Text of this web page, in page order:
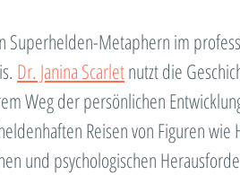
Superhelden-Metaphern im
Dr. Janina Scarlet nutzt die
Weg der persönlichen
Reisen von Figuren wie
und psychologischen